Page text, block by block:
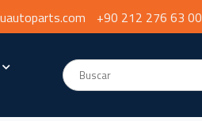
+90 212 276 63 00